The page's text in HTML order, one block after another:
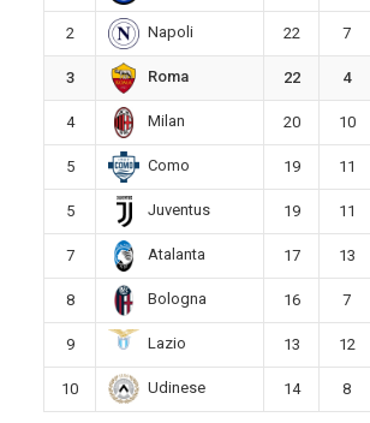
2 Napoli 22 7
3 Roma 22 4
4 Milan 20 10
5 Como 19 11
5 Juventus 19 11
7 Atalanta 17 13
8 Bologna 16 7
9 Lazio 13 12
10 Udinese 14 8